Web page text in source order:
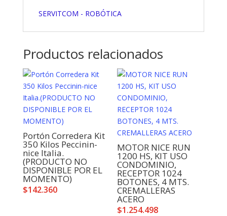
SERVITCOM - ROBÓTICA
Productos relacionados
Portón Corredera Kit
350 Kilos Peccinin-
nice Italia.
(PRODUCTO NO
DISPONIBLE POR EL
MOMENTO)
$142.360
MOTOR NICE RUN
1200 HS, KIT USO
CONDOMINIO,
RECEPTOR 1024
BOTONES, 4 MTS.
CREMALLERAS
ACERO
$1.254.498